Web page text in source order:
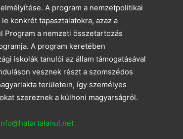
A program a nemzetpolitikai
konkrét tapasztalatokra, azaz a
Program a nemzeti összetartozás
A program keretében
iskolák tanulói az állam támogatásával
vesznek részt a szomszédos
területein, így személyes
szereznek a külhoni magyarságról.